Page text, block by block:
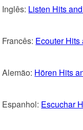
Listen Hits
Ecouter
Hören Hits
Escuchar